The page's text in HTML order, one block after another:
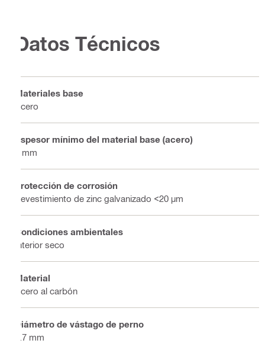
Datos Técnicos
Materiales base
Acero
Espesor mínimo del material base (acero)
3 mm
Protección de corrosión
Revestimiento de zinc galvanizado <20 µm
Condiciones ambientales
Interior seco
Material
Acero al carbón
Diámetro de vástago de perno
3.7 mm